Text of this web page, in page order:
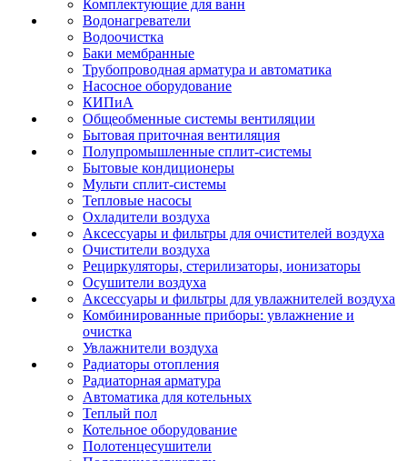
Комплектующие для ванн
Водонагреватели
Водоочистка
Баки мембранные
Трубопроводная арматура и автоматика
Насосное оборудование
КИПиА
Общеобменные системы вентиляции
Бытовая приточная вентиляция
Полупромышленные сплит-системы
Бытовые кондиционеры
Мульти сплит-системы
Тепловые насосы
Охладители воздуха
Аксессуары и фильтры для очистителей воздуха
Очистители воздуха
Рециркуляторы, стерилизаторы, ионизаторы
Осушители воздуха
Аксессуары и фильтры для увлажнителей воздуха
Комбинированные приборы: увлажнение и
очистка
Увлажнители воздуха
Радиаторы отопления
Радиаторная арматура
Автоматика для котельных
Теплый пол
Котельное оборудование
Полотенцесушители